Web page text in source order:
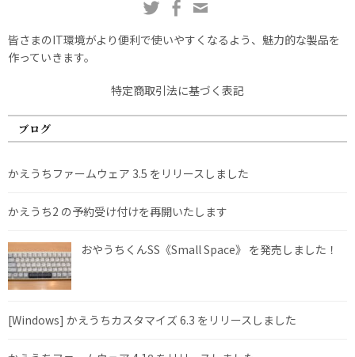
皆さまのIT環境がより便利で使いやすくなるよう、魅力的な製品を
作っていきます。
特定商取引法に基づく表記
ブログ
かえうちファームウェア 3.5 をリリースしました
かえうち2 の予約受け付けを再開いたします
おやうちくんSS《Small Space》 を発売しました！
[Windows] かえうちカスタマイズ 6.3 をリリースしました